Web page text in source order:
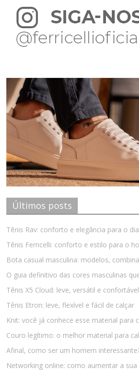
Últimos posts
Tênis Rav: conforto e elegância para o
Tênis Ferricelli: conforto e estilo para o
Bota casual masculina: modelos,
O guia definitivo das cores masculinas
Tênis X5 Cloud: leve, versátil e confortável
Tênis Etron: leve, flexível e fácil de calçar
Knit: você já conhece esse material para
Couro legítimo: o melhor material para
Afinal, como ser um homem
Networking online: como aumentar a